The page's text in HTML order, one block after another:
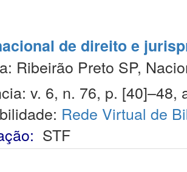
de direito e
Ribeirão Preto SP,
v. 6, n. 76, p. [40]–48,
Rede Virtual de
STF